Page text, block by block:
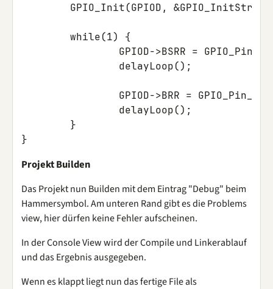
GPIO_Init(GPIOD , &
while(1)
{
GPIOD->BSRR = GPIO_Pin_7
delayLoop();
GPIOD->BRR = GPIO_Pin_7
delayLoop();
}
}
Projekt Builden
Das Projekt nun Builden mit dem Eintrag "Debug" beim
Hammersymbol. Am unteren Rand gibt es die Problems
view, hier dürfen keine Fehler aufscheinen.
In der Console View wird der Compile und Linkerablauf
und das Ergebnis ausgegeben.
Wenn es klappt liegt nun das fertige File als